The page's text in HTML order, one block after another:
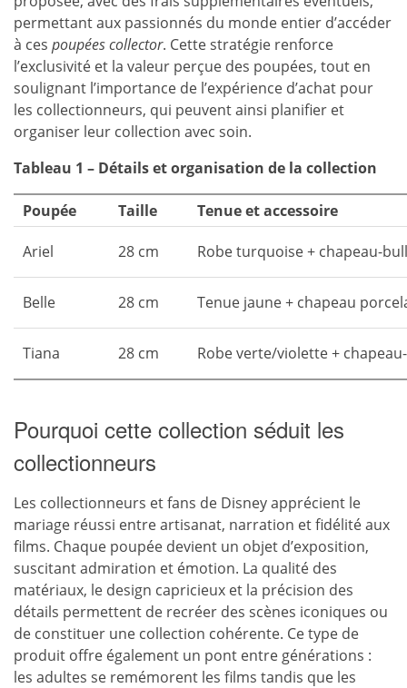
permettant aux passionnés du monde entier d’accéder
à ces poupées collector. Cette stratégie renforce
l’exclusivité et la valeur perçue des poupées, tout en
soulignant l’importance de l’expérience d’achat pour
les collectionneurs, qui peuvent ainsi planifier et
organiser leur collection avec soin.
Tableau 1 – Détails et organisation de la collection
Poupée Taille Tenue et accessoire
Ariel 28 cm Robe turquoise + chapeau-
Belle 28 cm Tenue jaune + chapeau
Tiana 28 cm Robe verte/violette +
Pourquoi cette collection séduit les
collectionneurs
Les collectionneurs et fans de Disney apprécient le
mariage réussi entre artisanat, narration et fidélité aux
films. Chaque poupée devient un objet d’exposition,
suscitant admiration et émotion. La qualité des
matériaux, le design capricieux et la précision des
détails permettent de recréer des scènes iconiques ou
de constituer une collection cohérente. Ce type de
produit offre également un pont entre générations :
les adultes se remémorent les films tandis que les